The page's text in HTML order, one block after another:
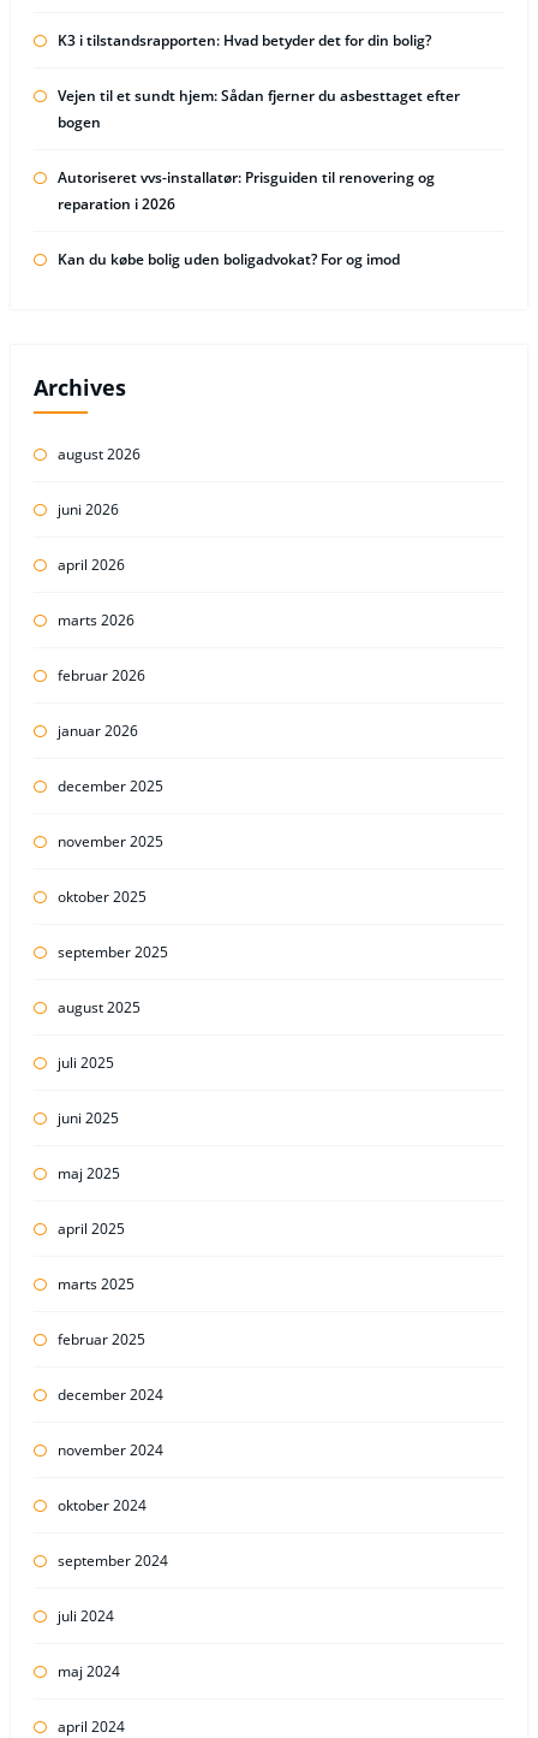
K3 i tilstandsrapporten: Hvad betyder det for din bolig?
Vejen til et sundt hjem: Sådan fjerner du asbesttaget efter
bogen
Autoriseret vvs-installatør: Prisguiden til renovering og
reparation i 2026
Kan du købe bolig uden boligadvokat? For og imod
Archives
august 2026
juni 2026
april 2026
marts 2026
februar 2026
januar 2026
december 2025
november 2025
oktober 2025
september 2025
august 2025
juli 2025
juni 2025
maj 2025
april 2025
marts 2025
februar 2025
december 2024
november 2024
oktober 2024
september 2024
juli 2024
maj 2024
april 2024